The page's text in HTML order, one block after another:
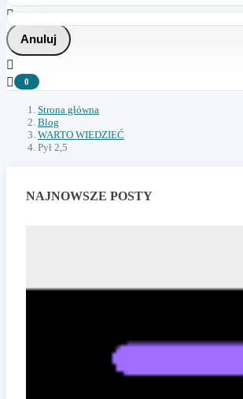

Anuluj


0
Strona główna
Blog
WARTO WIEDZIEĆ
Pył 2,5
NAJNOWSZE POSTY